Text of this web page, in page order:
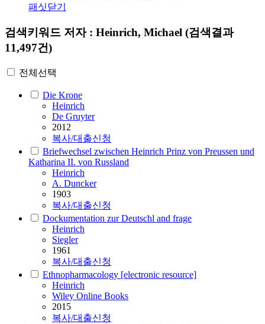
패싯닫기
검색키워드 저자 : Heinrich, Michael (검색결과
11,497건)
전체선택
Die Krone
Heinrich
De Gruyter
2012
복사/대출신청
Briefwechsel zwischen Heinrich Prinz von Preussen und
Katharina II. von Russland
Heinrich
A. Duncker
1903
복사/대출신청
Dockumentation zur Deutschl and frage
Heinrich
Siegler
1961
복사/대출신청
Ethnopharmacology [electronic resource]
Heinrich
Wiley Online Books
2015
복사/대출신청